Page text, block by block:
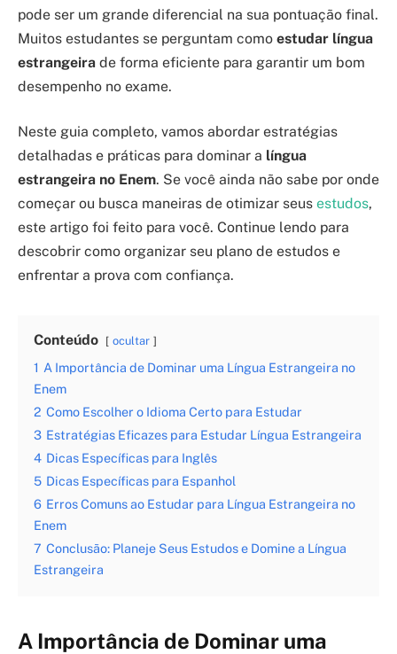
pode ser um grande diferencial na sua pontuação final.
Muitos estudantes se perguntam como estudar língua
estrangeira de forma eficiente para garantir um bom
desempenho no exame.
Neste guia completo, vamos abordar estratégias
detalhadas e práticas para dominar a língua
estrangeira no Enem. Se você ainda não sabe por onde
começar ou busca maneiras de otimizar seus estudos,
este artigo foi feito para você. Continue lendo para
descobrir como organizar seu plano de estudos e
enfrentar a prova com confiança.
Conteúdo ocultar
1 A Importância de Dominar uma Língua Estrangeira no
Enem
2 Como Escolher o Idioma Certo para Estudar
3 Estratégias Eficazes para Estudar Língua Estrangeira
4 Dicas Específicas para Inglês
5 Dicas Específicas para Espanhol
6 Erros Comuns ao Estudar para Língua Estrangeira no
Enem
7 Conclusão: Planeje Seus Estudos e Domine a Língua
Estrangeira
A Importância de Dominar uma